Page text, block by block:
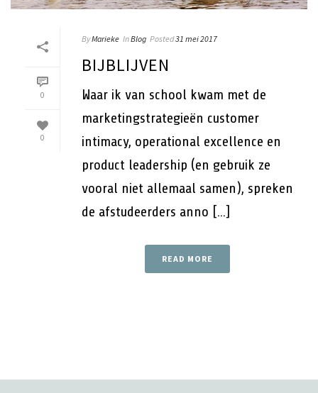
0
0
ByMarieke InBlog Posted31 mei 2017
BIJBLIJVEN
Waar ik van school kwam met de
marketingstrategieën customer
intimacy, operational excellence en
product leadership (en gebruik ze
vooral niet allemaal samen), spreken
de afstudeerders anno [...]
READ MORE